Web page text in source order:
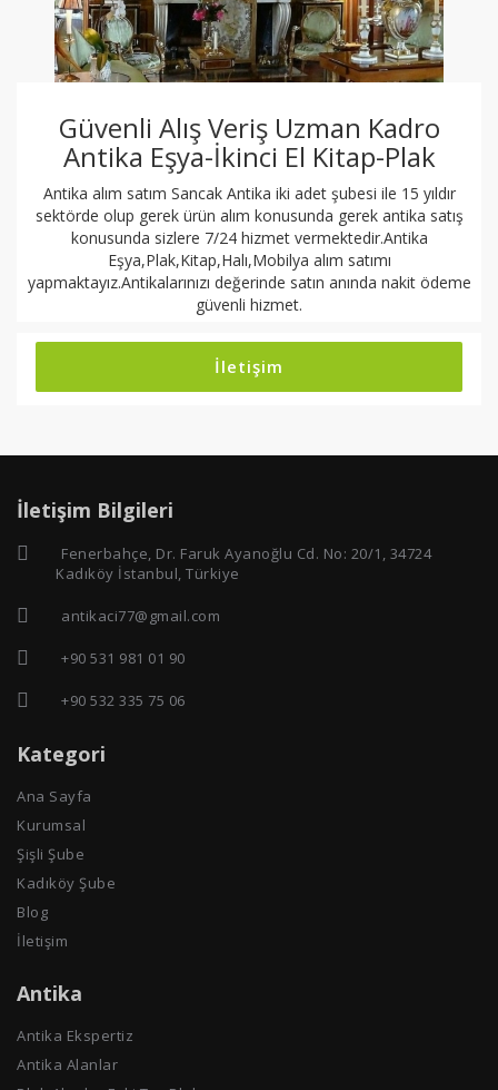
Güvenli Alış Veriş Uzman Kadro
Antika Eşya-İkinci El Kitap-Plak
Antika alım satım Sancak Antika iki adet şubesi ile 15 yıldır
sektörde olup gerek ürün alım konusunda gerek antika satış
konusunda sizlere 7/24 hizmet vermektedir.Antika
Eşya,Plak,Kitap,Halı,Mobilya alım satımı
yapmaktayız.Antikalarınızı değerinde satın anında nakit ödeme
güvenli hizmet.
İletişim
İletişim Bilgileri
Fenerbahçe, Dr. Faruk Ayanoğlu Cd. No: 20/1, 34724
Kadıköy İstanbul, Türkiye
antikaci77@gmail.com
+90 531 981 01 90
+90 532 335 75 06
Kategori
Ana Sayfa
Kurumsal
Şişli Şube
Kadıköy Şube
Blog
İletişim
Antika
Antika Ekspertiz
Antika Alanlar